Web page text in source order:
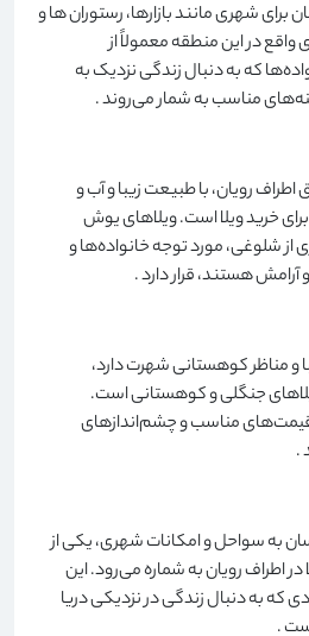
برای شهری مانند بازارها، رستوران ها و
در این منطقه معمولاً از
که به دنبال زندگی نزدیک به
مناسب به شمار می‌روند.
رویان، با طبیعت زیبا و آب و
خرید ویلا است. ویلاهای یوش
از شلوغی، مورد توجه خانواده‌ها و
هستند، قرار دارد.
و مناظر کوهستانی شهرت دارد،
جنگلی و کوهستانی است.
قیمت‌های مناسب و چشم‌اندازهای
.
به سواحل و امکانات شهری، یکی از
در اطراف رویان به شماره می‌رود. این
که به دنبال زندگی در نزدیکی دریا
.